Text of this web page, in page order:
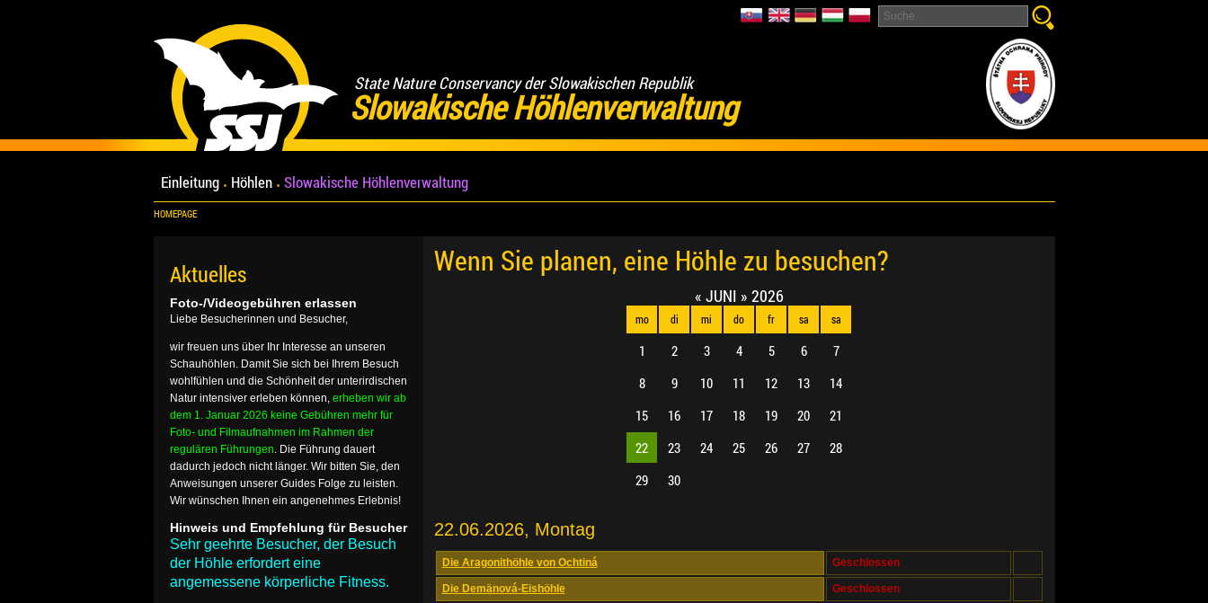
State Nature Conservancy der Slowakischen Republik
Slowakische Höhlenverwaltung
Einleitung Höhlen Slowakische Höhlenverwaltung
HOMEPAGE
Wenn Sie planen, eine Höhle zu besuchen?
« JUNI » 2026
mo di mi do fr sa sa
1 2 3 4 5 6
7
8
9 10 11 12 13
14
15
16 17 18 19 20
21
22
23 24 25 26 27
28
29
30
22.06.2026, Montag
Die Aragonithöhle von Ochtiná Geschlossen
Die Demänová-Eishöhle Geschlossen
Aktuelles
Foto-/Videogebühren erlassen
Liebe Besucherinnen und Besucher,
wir freuen uns über Ihr Interesse an unseren
Schauhöhlen. Damit Sie sich bei Ihrem Besuch
wohlfühlen und die Schönheit der unterirdischen
Natur intensiver erleben können, erheben wir ab
dem 1. Januar 2026 keine Gebühren mehr für
Foto- und Filmaufnahmen im Rahmen der
regulären Führungen. Die Führung dauert
dadurch jedoch nicht länger. Wir bitten Sie, den
Anweisungen unserer Guides Folge zu leisten.
Wir wünschen Ihnen ein angenehmes Erlebnis!
Hinweis und Empfehlung für Besucher
Sehr geehrte Besucher, der Besuch
der Höhle erfordert eine
angemessene körperliche Fitness.